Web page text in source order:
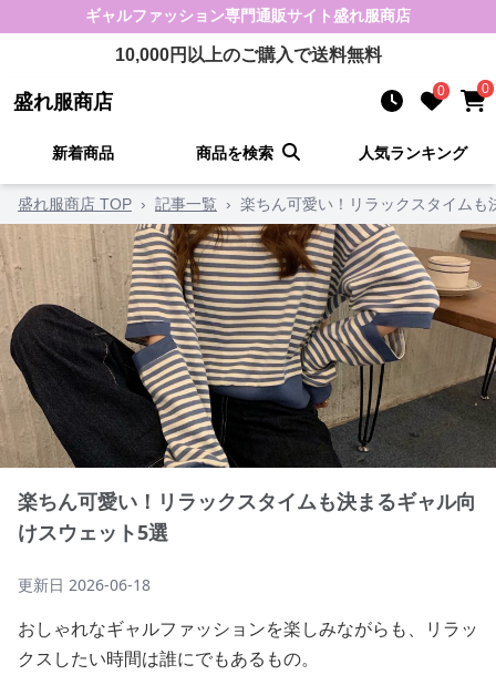
ギャルファッション専門通販サイト盛れ服商店
10,000円以上のご購入で送料無料
盛れ服商店 0 0
新着商品 商品を検索 人気ランキング
盛れ服商店 TOP › 記事一覧 › 楽ちん可愛い！リラックスタイム
楽ちん可愛い！リラックスタイムも決まるギャル向
けスウェット5選
更新日 2026-06-18
おしゃれなギャルファッションを楽しみながらも、リラッ
クスしたい時間は誰にでもあるもの。